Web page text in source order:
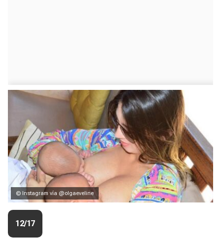
© Instagram vía @olgaeveline
12/17